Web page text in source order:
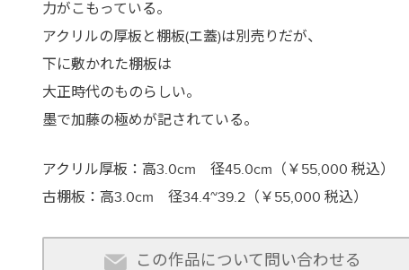
力がこもっている。
アクリルの厚板と棚板(エ蓋)は別売りだが、
下に敷かれた棚板は
大正時代のものらしい。
墨で加藤の極めが記されている。
アクリル厚板：高3.0cm 径45.0cm（￥55,000 税込）
古棚板：高3.0cm 径34.4~39.2（￥55,000 税込）
この作品について問い合わせる